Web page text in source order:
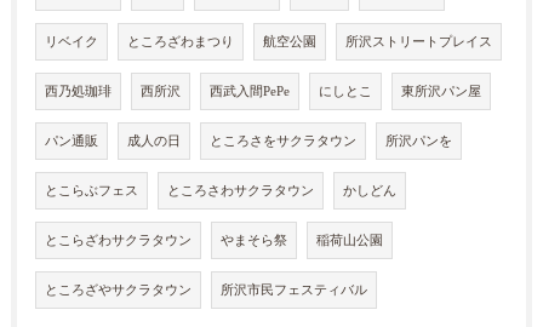
リベイク ところざわまつり 航空公園 所沢ストリートプレイス
西乃処珈琲 西所沢 西武入間PePe にしとこ 東所沢パン屋
パン通販 成人の日 ところさをサクラタウン 所沢パンを
とこらぶフェス ところさわサクラタウン かしどん
とこらざわサクラタウン やまそら祭 稲荷山公園
ところざやサクラタウン 所沢市民フェスティバル